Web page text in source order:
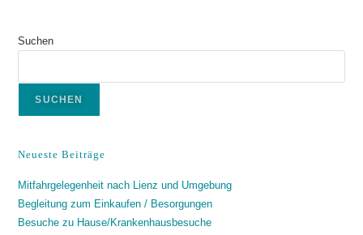
Suchen
SUCHEN
Neueste Beiträge
Mit­fahr­ge­le­gen­heit nach Lienz und Umgebung
Beglei­tung zum Ein­kau­fen / Besorgungen
Besu­che zu Hause/Krankenhausbesuche